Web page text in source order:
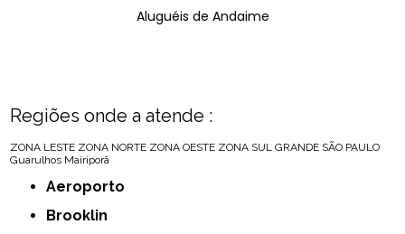
Aluguéis de Andaime
Regiões onde a atende :
ZONA LESTE ZONA NORTE ZONA OESTE ZONA SUL GRANDE SÃO PAULO
Guarulhos Mairiporã
Aeroporto
Brooklin